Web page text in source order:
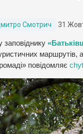
Смотрич 31
маршрутів,
повідомляє